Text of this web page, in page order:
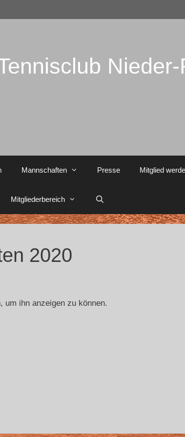
Mannschaften Presse Mitglied
Mitgliederbereich
2020
um ihn anzeigen zu können.